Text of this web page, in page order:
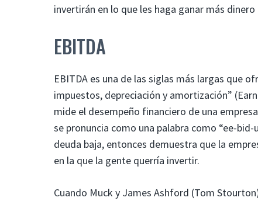
invertirán en lo que les haga ganar más
EBITDA
EBITDA es una de las siglas más largas que
impuestos, depreciación y amortización”
mide el desempeño financiero de una
se pronuncia como una palabra como “ee-
deuda baja, entonces demuestra que la
en la que la gente querría invertir.
Cuando Muck y James Ashford (Tom